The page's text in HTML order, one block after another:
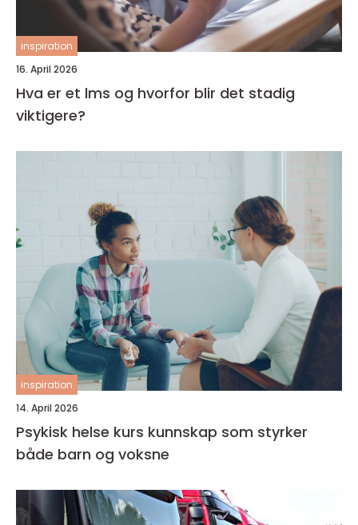
inspiration
16. April 2026
Hva er et lms og hvorfor blir det stadig
viktigere?
inspiration
14. April 2026
Psykisk helse kurs kunnskap som styrker
både barn og voksne